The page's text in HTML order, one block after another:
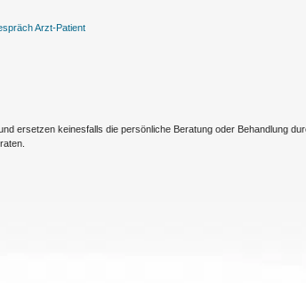
Arzt-Patient
ersetzen keinesfalls die persönliche Beratung oder Behandlung